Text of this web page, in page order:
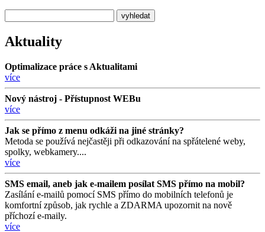
Aktuality
Optimalizace práce s Aktualitami
více
Nový nástroj - Přístupnost WEBu
více
Jak se přímo z menu odkáži na jiné stránky?
Metoda se používá nejčastěji při odkazování na spřátelené weby,
spolky, webkamery....
více
SMS email, aneb jak e-mailem posílat SMS přímo na mobil?
Zasílání e-mailů pomocí SMS přímo do mobilních telefonů je
komfortní způsob, jak rychle a ZDARMA upozornit na nově
příchozí e-maily.
více